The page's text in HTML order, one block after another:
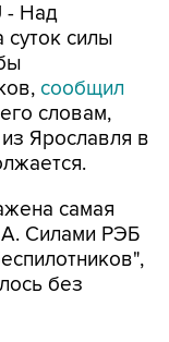
- Над
суток силы
сообщил
словам,
Ярославля в
самая
Силами РЭБ
без